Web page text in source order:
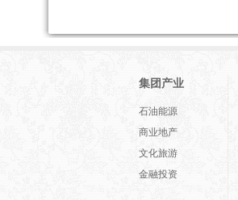
集团产业
石油能源
商业地产
文化旅游
金融投资